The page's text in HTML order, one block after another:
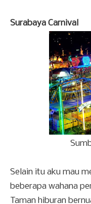
Surabaya Carnival
Selain itu aku mau
beberapa wahana
Taman hiburan